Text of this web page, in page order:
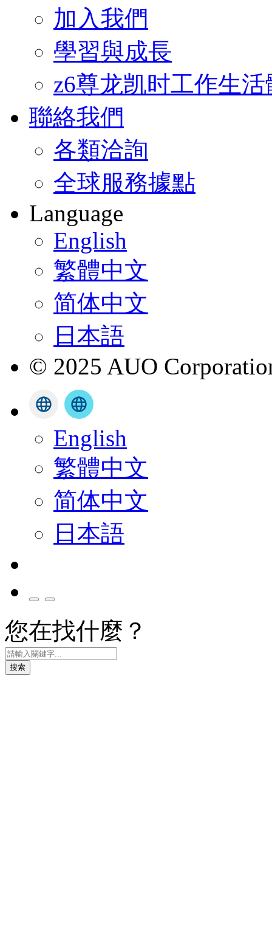
加入我們
學習與成長
z6尊龙凯时工作生活
聯絡我們
各類洽詢
全球服務據點
Language
English
繁體中文
简体中文
日本語
© 2025 AUO
English
繁體中文
简体中文
日本語
您在找什麼？
搜索